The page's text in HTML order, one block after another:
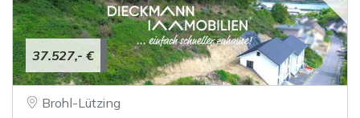
37.527,- €
Brohl-Lützing